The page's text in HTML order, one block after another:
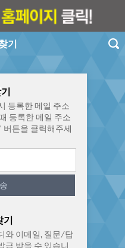
기
등록한 메일 주소
등록한 메일 주소
버튼을 클릭해주세
기
와 이메일, 질문/답
급 받을 수 있습니